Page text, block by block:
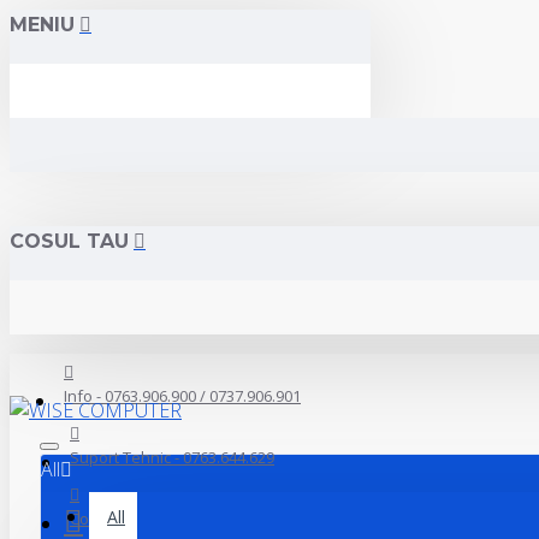
MENIU
COSUL TAU
Info - 0763.906.900 / 0737.906.901
Suport Tehnic - 0763.644.629
Contact
All
All